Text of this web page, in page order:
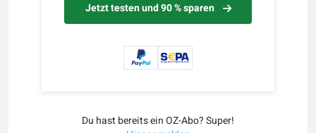
Jetzt testen und 90 % sparen
Du hast bereits ein OZ-Abo? Super!